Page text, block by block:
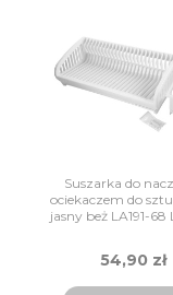
Suszarka do
ociekaczem do
jasny beż LA191-68
54,90 zł